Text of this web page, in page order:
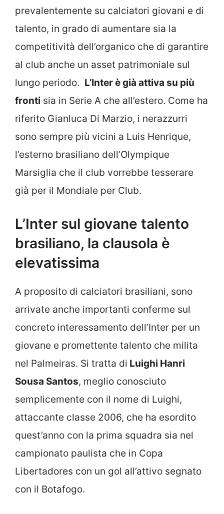
prevalentemente su calciatori giovani e di
talento, in grado di aumentare sia la
competitività dell’organico che di garantire
al club anche un asset patrimoniale sul
lungo periodo. L’Inter è già attiva su più
fronti sia in Serie A che all’estero. Come ha
riferito Gianluca Di Marzio, i nerazzurri
sono sempre più vicini a Luis Henrique,
l’esterno brasiliano dell’Olympique
Marsiglia che il club vorrebbe tesserare
già per il Mondiale per Club.
L’Inter sul giovane talento
brasiliano, la clausola è
elevatissima
A proposito di calciatori brasiliani, sono
arrivate anche importanti conferme sul
concreto interessamento dell’Inter per un
giovane e promettente talento che milita
nel Palmeiras. Si tratta di Luighi Hanri
Sousa Santos, meglio conosciuto
semplicemente con il nome di Luighi,
attaccante classe 2006, che ha esordito
quest’anno con la prima squadra sia nel
campionato paulista che in Copa
Libertadores con un gol all’attivo segnato
con il Botafogo.